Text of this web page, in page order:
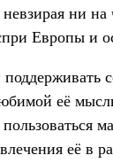
ни
Европы и
поддерживать
её
её в